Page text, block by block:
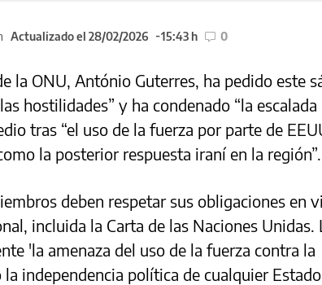
Actualizado el 28/02/2026 15:43 h 0
la ONU, António Guterres, ha pedido este
hostilidades” y ha condenado “la escalada
tras “el uso de la fuerza por parte de
la posterior respuesta iraní en la región”.
deben respetar sus obligaciones en
incluida la Carta de las Naciones Unidas.
'la amenaza del uso de la fuerza contra la
independencia política de cualquier